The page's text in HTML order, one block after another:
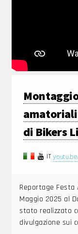
amatoriali
di Bikers
IT
Reportage Festa
Maggio 2025 al
stato realizzato
divulgazione sui